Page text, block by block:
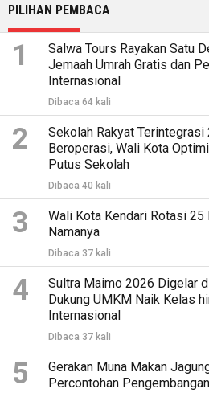
PILIHAN PEMBACA
1
Salwa Tours Rayakan Satu
Jemaah Umrah Gratis dan
Internasional
Dibaca 64 kali
2
Sekolah Rakyat
Beroperasi, Wali Kota
Putus Sekolah
Dibaca 40 kali
3
Wali Kota Kendari Rotasi
Namanya
Dibaca 37 kali
4
Sultra Maimo 2026 Digelar
Dukung UMKM Naik Kelas
Internasional
Dibaca 37 kali
5
Gerakan Muna Makan
Percontohan